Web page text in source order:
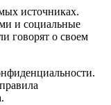
источниках.
и социальные
говорят о своем